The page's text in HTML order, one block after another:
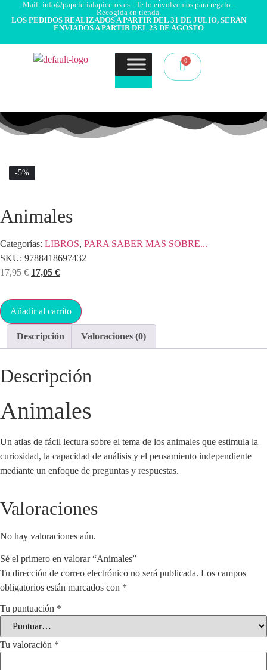
Mail: info@papelerialapiceros.es - Te lo envolvemos para regalo -
Recogida en tienda.
LOS PEDIDOS REALIZADOS A PARTIR DEL 31 DE JULIO, SERÁN
ENVIADOS A PARTIR DEL 23 DE AGOSTO
-5%
Animales
Categorías: LIBROS, PARA SABER MAS SOBRE...
SKU: 9788418697432
17,95€ 17,05 €
Añadir al carrito
Descripción Valoraciones (0)
Descripción
Animales
Un atlas de fácil lectura sobre el tema de los animales que estimula la
curiosidad, la capacidad de análisis y el pensamiento independiente
mediante un enfoque de preguntas y respuestas.
Valoraciones
No hay valoraciones aún.
Sé el primero en valorar “Animales”
Tu dirección de correo electrónico no será publicada. Los campos
obligatorios están marcados con *
Tu puntuación *
Tu valoración *